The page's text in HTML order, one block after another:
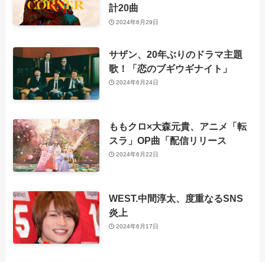
計20曲
2024年6月29日
サザン、20年ぶりのドラマ主題
歌！「恋のブギウギナイト」
2024年6月24日
ももクロ×大森元貴、アニメ「転
スラ」OP曲「配信リリース
2024年6月22日
WEST.中間淳太、度重なるSNS
炎上
2024年6月17日